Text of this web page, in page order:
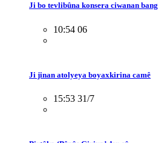
Ji bo tevlibûna konsera ciwanan bang
10:54 06
Ji jinan atolyeya boyaxkirina camê
15:53 31/7